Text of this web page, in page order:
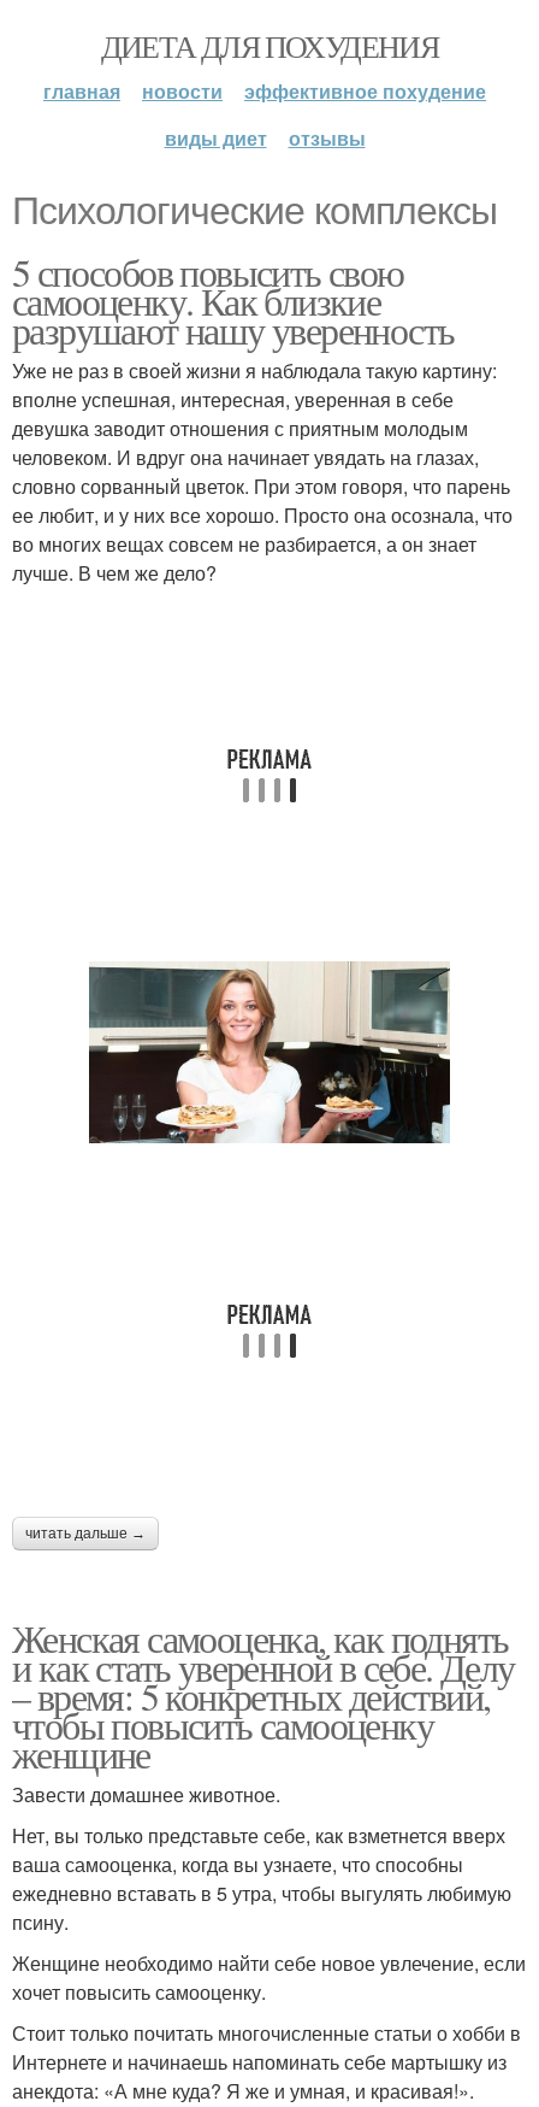
ДИЕТА ДЛЯ ПОХУДЕНИЯ
главная новости
эффективное похудение
виды диет
отзывы
Психологические комплексы
5 способов повысить свою
самооценку. Как близкие
разрушают нашу уверенность
Уже не раз в своей жизни я наблюдала такую картину:
вполне успешная, интересная, уверенная в себе
девушка заводит отношения с приятным молодым
человеком. И вдруг она начинает увядать на глазах,
словно сорванный цветок. При этом говоря, что парень
ее любит, и у них все хорошо. Просто она осознала, что
во многих вещах совсем не разбирается, а он знает
лучше. В чем же дело?
читать дальше →
Женская самооценка, как поднять
и как стать уверенной в себе. Делу
– время: 5 конкретных действий,
чтобы повысить самооценку
женщине
Завести домашнее животное.
Нет, вы только представьте себе, как взметнется вверх
ваша самооценка, когда вы узнаете, что способны
ежедневно вставать в 5 утра, чтобы выгулять любимую
псину.
Женщине необходимо найти себе новое увлечение, если
хочет повысить самооценку.
Стоит только почитать многочисленные статьи о хобби в
Интернете и начинаешь напоминать себе мартышку из
анекдота: «А мне куда? Я же и умная, и красивая!».